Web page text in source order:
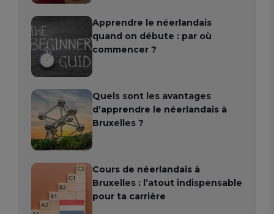
Apprendre le néerlandais
quand on débute : par où
commencer ?
Quels sont les avantages
d’apprendre le néerlandais à
Bruxelles ?
Cours de néerlandais à
Bruxelles : l’atout indispensable
pour ta carrière